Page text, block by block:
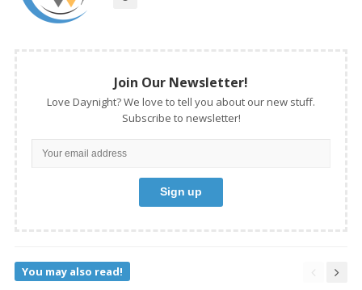
Join Our Newsletter!
Love Daynight? We love to tell you about our new stuff.
Subscribe to newsletter!
You may also read!